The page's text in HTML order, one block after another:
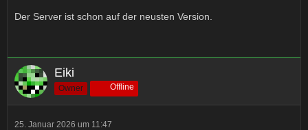
Der Server ist schon auf der neusten Version.
Eiki
Owner Offline
25. Januar 2026 um 11:47